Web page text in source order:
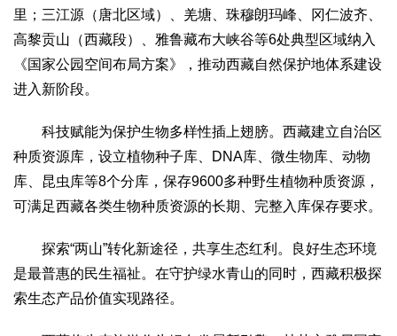
里；三江源（唐北区域）、羌塘、珠穆朗玛峰、冈仁波齐、
高黎贡山（西藏段）、雅鲁藏布大峡谷等6处典型区域纳入
《国家公园空间布局方案》，推动西藏自然保护地体系建设
进入新阶段。
科技赋能为保护生物多样性插上翅膀。西藏建立自治区
种质资源库，设立植物种子库、DNA库、微生物库、动物
库、昆虫库等8个分库，保存9600多种野生植物种质资源，
可满足西藏各类生物种质资源的长期、完整入库保存要求。
探索“两山”转化新途径，共享生态红利。良好生态环境
是最普惠的民生福祉。在守护绿水青山的同时，西藏积极探
索生态产品价值实现路径。